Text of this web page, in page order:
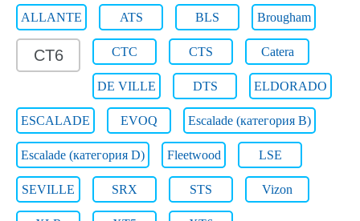
ALLANTE ATS BLS Brougham
CT6 CTC CTS Catera
DE VILLE DTS ELDORADO
ESCALADE EVOQ Escalade (категория B)
Escalade (категория D) Fleetwood LSE
SEVILLE SRX STS Vizon